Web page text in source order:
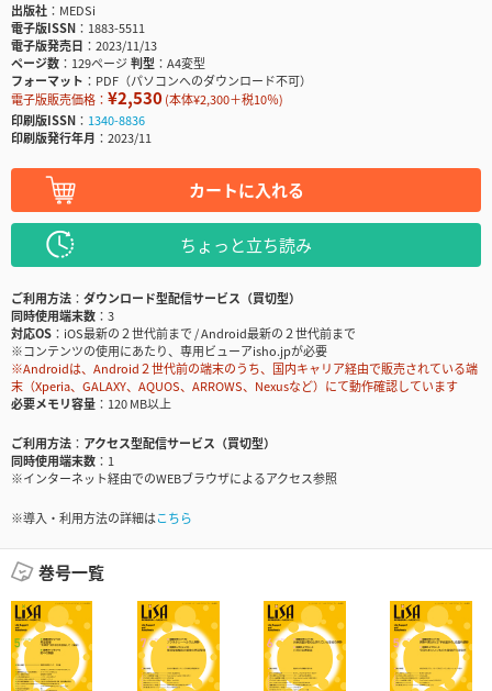
出版社
MEDSi
電子版ISSN
1883-5511
電子版発売日
2023/11/13
ページ数
129ページ判型
A4変型
フォーマット
PDF（パソコンへのダウンロード不可）
電子版販売価格： ¥2,530(本体¥2,300＋税10％)
印刷版ISSN
1340-8836
印刷版発行年月
2023/11
カートに入れる
ちょっと立ち読み
ご利用方法
ダウンロード型配信サービス（買切型）
同時使用端末数
3
対応OS
iOS最新の２世代前まで / Android最新の２世代前まで
※コンテンツの使用にあたり、専用ビューアisho.jpが必要
※Androidは、Android２世代前の端末のうち、国内キャリア経由で販売されている端
末（Xperia、GALAXY、AQUOS、ARROWS、Nexusなど）にて動作確認しています
必要メモリ容量
120 MB以上
ご利用方法
アクセス型配信サービス（買切型）
同時使用端末数
1
※インターネット経由でのWEBブラウザによるアクセス参照
※導入・利用方法の詳細はこちら
巻号一覧